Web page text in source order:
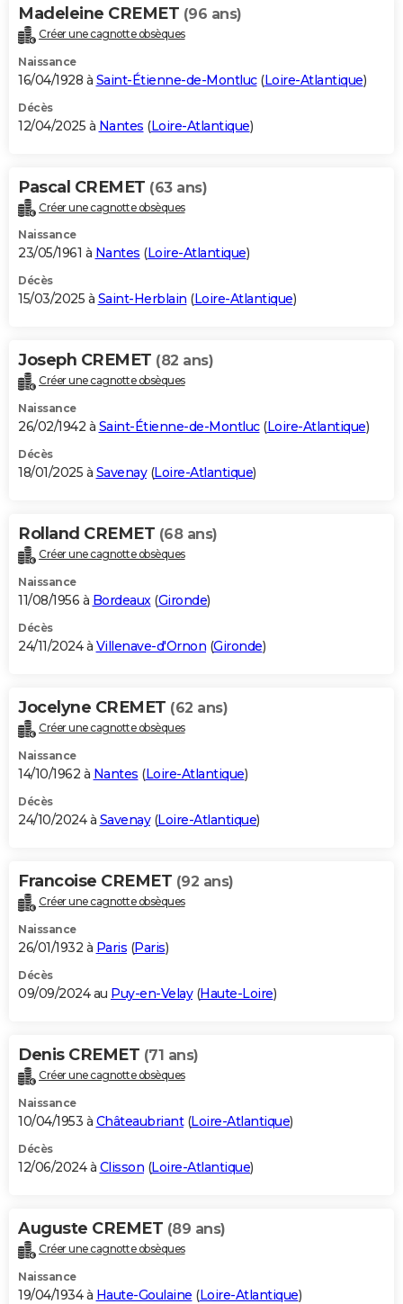
Madeleine CREMET (96 ans)
Créer une cagnotte obsèques
Naissance
16/04/1928 à Saint-Étienne-de-Montluc(Loire-Atlantique)
Décès
12/04/2025 à Nantes (Loire-Atlantique)
Pascal CREMET (63 ans)
Créer une cagnotte obsèques
Naissance
23/05/1961 à Nantes (Loire-Atlantique)
Décès
15/03/2025 à Saint-Herblain (Loire-Atlantique)
Joseph CREMET (82 ans)
Créer une cagnotte obsèques
Naissance
26/02/1942 à Saint-Étienne-de-Montluc(Loire-Atlantique)
Décès
18/01/2025 à Savenay(Loire-Atlantique)
Rolland CREMET (68 ans)
Créer une cagnotte obsèques
Naissance
11/08/1956 à Bordeaux(Gironde)
Décès
24/11/2024 à Villenave-d'Ornon (Gironde)
Jocelyne CREMET (62 ans)
Créer une cagnotte obsèques
Naissance
14/10/1962 à Nantes (Loire-Atlantique)
Décès
24/10/2024 à Savenay(Loire-Atlantique)
Francoise CREMET (92 ans)
Créer une cagnotte obsèques
Naissance
26/01/1932 à Paris (Paris)
Décès
09/09/2024 au Puy-en-Velay(Haute-Loire)
Denis CREMET (71 ans)
Créer une cagnotte obsèques
Naissance
10/04/1953 à Châteaubriant(Loire-Atlantique)
Décès
12/06/2024 à Clisson (Loire-Atlantique)
Auguste CREMET (89 ans)
Créer une cagnotte obsèques
Naissance
19/04/1934 à Haute-Goulaine (Loire-Atlantique)